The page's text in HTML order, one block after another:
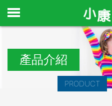
產品介紹
PRODUCT